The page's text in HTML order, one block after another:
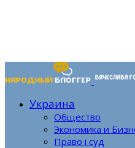
Украина
Общество
Экономика и
Право і суд